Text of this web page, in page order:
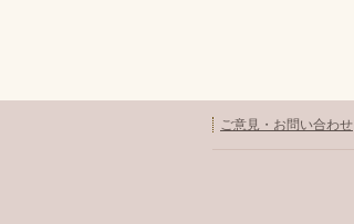
ご意見・お問い合わせ